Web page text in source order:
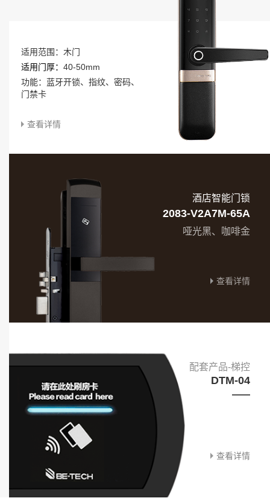
适用范围：木门
适用门厚： 40-50mm
功能：蓝牙开锁、指纹、密码、
门禁卡
查看详情
酒店智能门锁
2083-V2A7M-65A
哑光黑、咖啡金
查看详情
配套产品-梯控
DTM-04
查看详情